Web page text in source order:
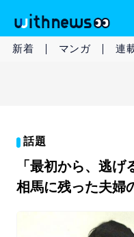
新着 マンガ 連
話題
「最初から、逃
相馬に残った夫婦